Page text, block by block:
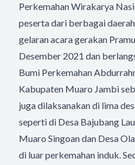
Perkemahan Wirakarya
peserta dari berbagai
gelaran acara gerakan
Desember 2021 dan
Bumi Perkemahan
Kabupaten Muaro Jambi
juga dilaksanakan di lima
seperti di Desa Bajubang
Muaro Singoan dan Desa
di luar perkemahan induk.